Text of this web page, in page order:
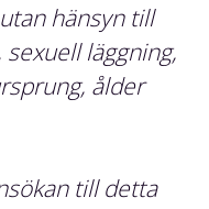
hänsyn till
läggning,
ålder
till detta